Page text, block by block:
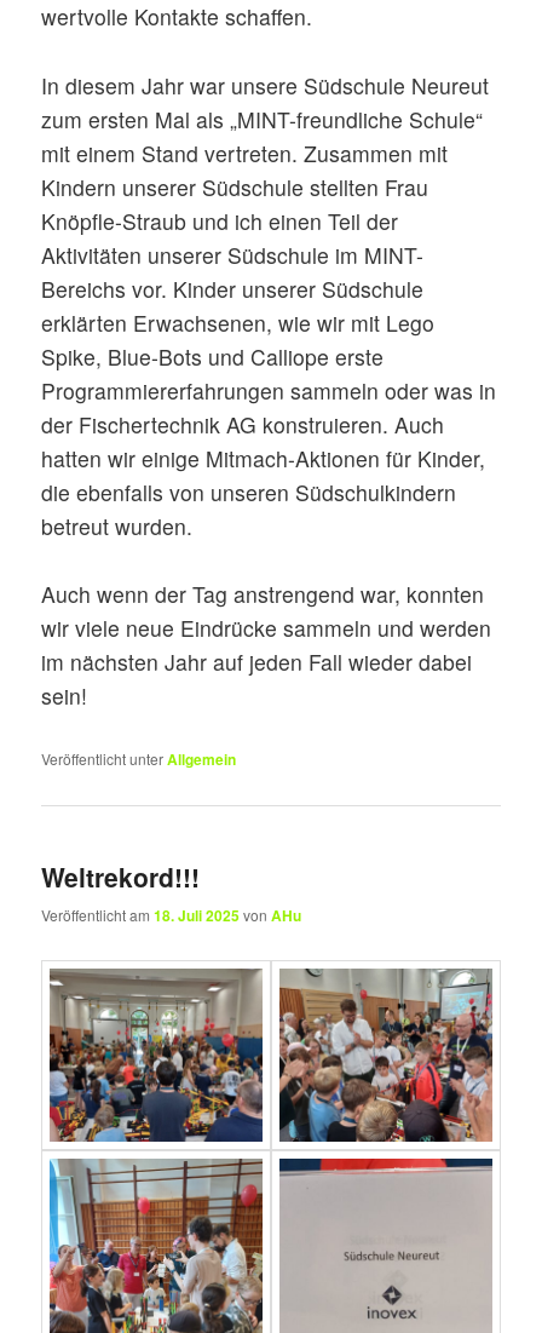
wertvolle Kontakte schaffen.
In diesem Jahr war unsere Südschule Neureut
zum ersten Mal als „MINT-freundliche Schule“
mit einem Stand vertreten. Zusammen mit
Kindern unserer Südschule stellten Frau
Knöpfle-Straub und ich einen Teil der
Aktivitäten unserer Südschule im MINT-
Bereichs vor. Kinder unserer Südschule
erklärten Erwachsenen, wie wir mit Lego
Spike, Blue-Bots und Calliope erste
Programmiererfahrungen sammeln oder was in
der Fischertechnik AG konstruieren. Auch
hatten wir einige Mitmach-Aktionen für Kinder,
die ebenfalls von unseren Südschulkindern
betreut wurden.
Auch wenn der Tag anstrengend war, konnten
wir viele neue Eindrücke sammeln und werden
im nächsten Jahr auf jeden Fall wieder dabei
sein!
Veröffentlicht unterAllgemein
Weltrekord!!!
Veröffentlicht am18. Juli 2025vonAHu